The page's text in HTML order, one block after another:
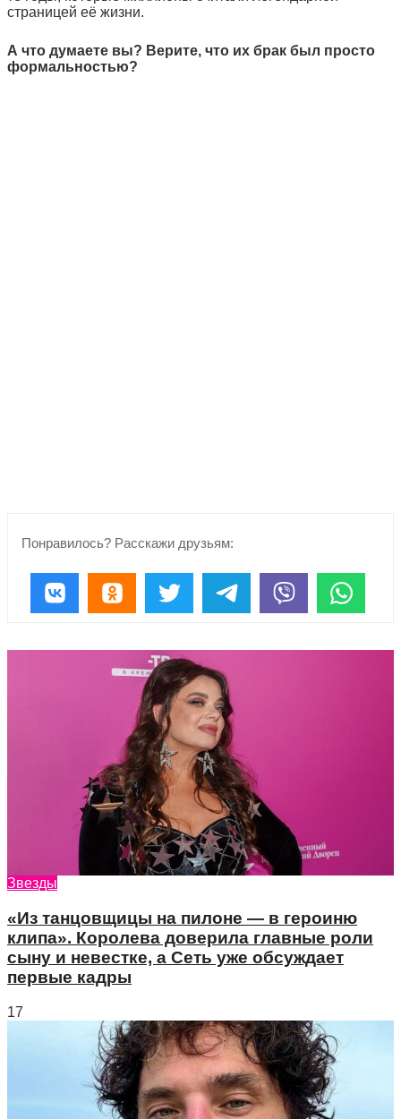
страницей её жизни.
А что думаете вы? Верите, что их брак был просто
формальностью?
Понравилось? Расскажи друзьям:
Звезды
«Из танцовщицы на пилоне — в героиню
клипа». Королева доверила главные роли
сыну и невестке, а Сеть уже обсуждает
первые кадры
17